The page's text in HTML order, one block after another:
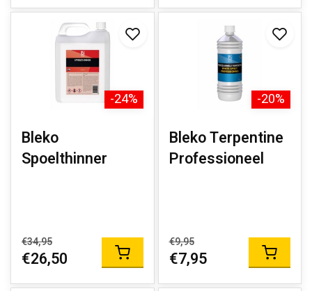
-24%
Bleko
Spoelthinner
€34,95
€26,50
-20%
Bleko Terpentine
Professioneel
€9,95
€7,95